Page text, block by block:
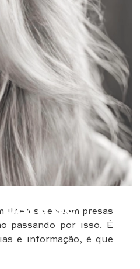
se
se veem presas
passando por isso. É
e informação, é que